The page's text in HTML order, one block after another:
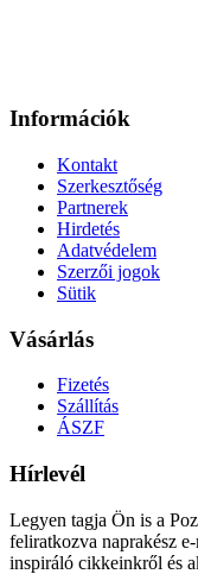
Információk
Kontakt
Szerkesztőség
Partnerek
Hirdetés
Adatvédelem
Szerzői jogok
Sütik
Vásárlás
Fizetés
Szállítás
ÁSZF
Hírlevél
Legyen tagja Ön is a
feliratkozva naprakész
inspiráló cikkeinkről és